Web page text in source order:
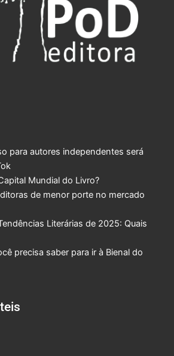
para autores independentes será
Mundial do Livro?
de menor porte no mercado
Literárias de 2025: Quais
precisa saber para ir à Bienal do